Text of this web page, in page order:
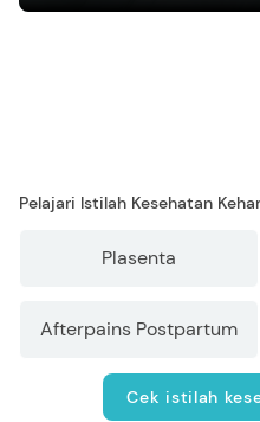
Pelajari Istilah Kesehatan
Plasenta
Afterpains Postpartum
Cek istilah